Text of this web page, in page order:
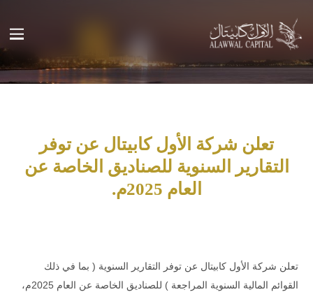
تعلن شركة الأول كابيتال عن توفر
التقارير السنوية للصناديق الخاصة عن
العام 2025م.
تعلن شركة الأول كابيتال عن توفر التقارير السنوية ( بما في ذلك
القوائم المالية السنوية المراجعة ) للصناديق الخاصة عن العام 2025م،